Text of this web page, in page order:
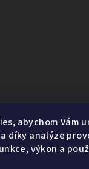
abychom Vám
díky analýze
výkon a